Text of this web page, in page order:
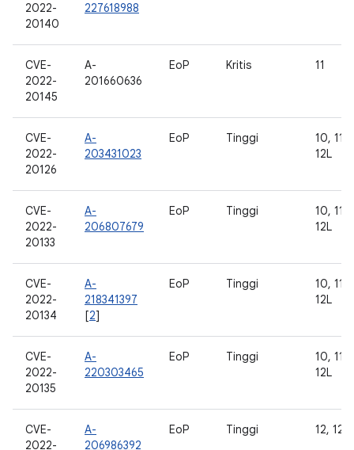
2022-
20140
227618988
CVE-
2022-
20145
A-
201660636
EoP Kritis 11
CVE-
2022-
20126
A-
203431023
EoP Tinggi
10, 11,
12L
CVE-
2022-
20133
A-
206807679
EoP Tinggi
10, 11,
12L
CVE-
2022-
20134
A-
218341397
[2]
EoP Tinggi
10, 11,
12L
CVE-
2022-
20135
A-
220303465
EoP Tinggi
10, 11,
12L
CVE-
2022-
A-
206986392
EoP Tinggi 12, 12L